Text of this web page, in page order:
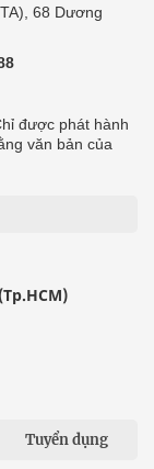
68 Dương
được phát hành
văn bản của
Tuyển dụng